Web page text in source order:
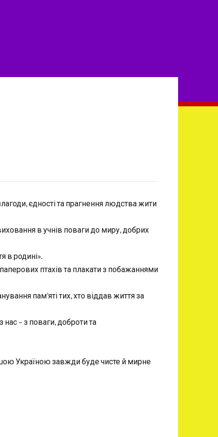
єдності та прагнення людства жити
в учнів поваги до миру, добрих
в родині».
птахів та плакати з побажаннями
пам’яті тих, хто віддав життя за
– з поваги, доброти та
Україною завжди буде чисте й мирне